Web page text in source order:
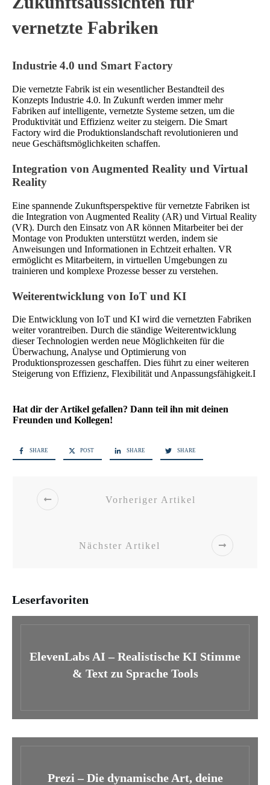
vernetzte Fabriken
Industrie 4.0 und Smart Factory
Die vernetzte Fabrik ist ein wesentlicher Bestandteil des
Konzepts Industrie 4.0. In Zukunft werden immer mehr
Fabriken auf intelligente, vernetzte Systeme setzen, um die
Produktivität und Effizienz weiter zu steigern. Die Smart
Factory wird die Produktionslandschaft revolutionieren und
neue Geschäftsmöglichkeiten schaffen.
Integration von Augmented Reality und Virtual
Reality
Eine spannende Zukunftsperspektive für vernetzte Fabriken ist
die Integration von Augmented Reality (AR) und Virtual Reality
(VR). Durch den Einsatz von AR können Mitarbeiter bei der
Montage von Produkten unterstützt werden, indem sie
Anweisungen und Informationen in Echtzeit erhalten. VR
ermöglicht es Mitarbeitern, in virtuellen Umgebungen zu
trainieren und komplexe Prozesse besser zu verstehen.
Weiterentwicklung von IoT und KI
Die Entwicklung von IoT und KI wird die vernetzten Fabriken
weiter vorantreiben. Durch die ständige Weiterentwicklung
dieser Technologien werden neue Möglichkeiten für die
Überwachung, Analyse und Optimierung von
Produktionsprozessen geschaffen. Dies führt zu einer weiteren
Steigerung von Effizienz, Flexibilität und Anpassungsfähigkeit.I
Hat dir der Artikel gefallen? Dann teil ihn mit deinen
Freunden und Kollegen!
SHARE POST SHARE SHARE
Vorheriger Artikel
Nächster Artikel
Leserfavoriten
ElevenLabs AI – Realistische KI Stimme
& Text zu Sprache Tools
Prezi – Die dynamische Art, deine